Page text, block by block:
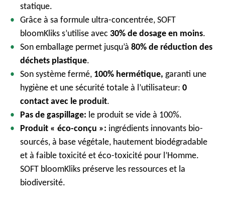
statique.
Grâce à sa formule ultra-concentrée, SOFT
bloomKliks s’utilise avec 30% de dosage en moins.
Son emballage permet jusqu’à 80% de réduction des
déchets plastique.
Son système fermé, 100% hermétique, garanti une
hygiène et une sécurité totale à l’utilisateur: 0
contact avec le produit.
Pas de gaspillage: le produit se vide à 100%.
Produit « éco-conçu »: ingrédients innovants bio-
sourcés, à base végétale, hautement biodégradable
et à faible toxicité et éco-toxicité pour l’Homme.
SOFT bloomKliks préserve les ressources et la
biodiversité.